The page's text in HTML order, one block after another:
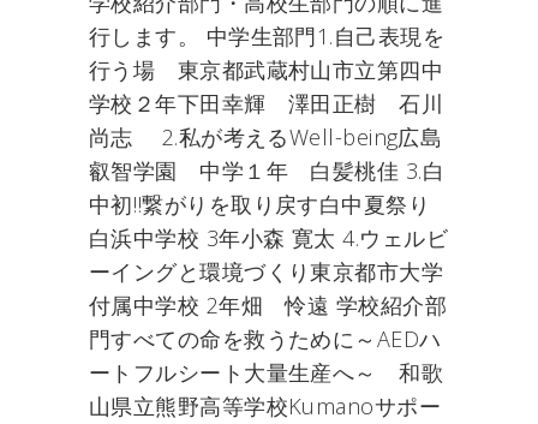
行します。 中学生部門1.自己表現を
行う場 東京都武蔵村山市立第四中
学校２年下田幸輝 澤田正樹 石川
尚志 2.私が考えるWell-being広島
叡智学園 中学１年 白髪桃佳 3.白
中初‼繋がりを取り戻す白中夏祭り
白浜中学校 3年小森 寛太 4.ウェルビ
ーイングと環境づくり東京都市大学
付属中学校 2年畑 怜遠 学校紹介部
門すべての命を救うために～AEDハ
ートフルシート大量生産へ～ 和歌
山県立熊野高等学校Kumanoサポー